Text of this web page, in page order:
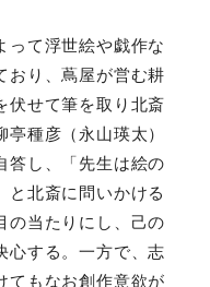
って浮世絵や戯作な
おり、蔦屋が営む耕
伏せて筆を取り北斎
種彦（永山瑛太）
答し、「先生は絵の
と北斎に問いかける
の当たりにし、己の
心する。一方で、志
てもなお創作意欲が